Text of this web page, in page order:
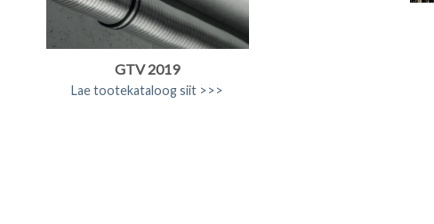
GTV 2019
Lae tootekataloog siit >>>